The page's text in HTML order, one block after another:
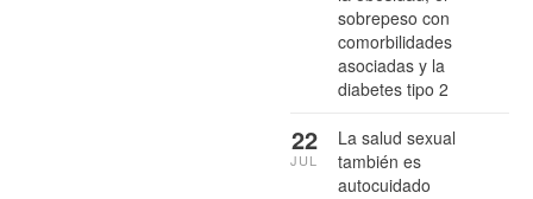
sobrepeso con
comorbilidades
asociadas y la
diabetes tipo 2
La salud sexual
también es
autocuidado
22
JUL